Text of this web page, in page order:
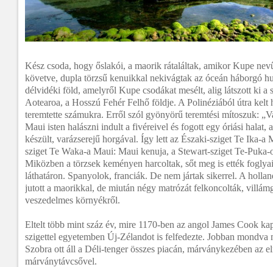
Kész csoda, hogy őslakói, a maorik rátaláltak, amikor Kupe
követve, dupla törzsű kenuikkal nekivágtak az óceán háborgó
délvidéki föld, amelyről Kupe csodákat mesélt, alig látszott ki a
Aotearoa, a Hosszú Fehér Felhő földje. A Polinéziából útra kelt
teremtette számukra. Erről szól gyönyörű teremtési mítoszuk:
Maui isten halászni indult a fivéreivel és fogott egy óriási halat,
készült, varázserejű horgával. Így lett az Északi-sziget Te Ika-a
sziget Te Waka-a Maui: Maui kenuja, a Stewart-sziget Te-
Miközben a törzsek keményen harcoltak, sőt meg is ették
láthatáron. Spanyolok, franciák. De nem jártak sikerrel. A
jutott a maorikkal, de miután négy matrózát felkoncolták,
veszedelmes környékről.
Eltelt több mint száz év, mire 1170-ben az angol James Cook
szigettel egyetemben Új-Zélandot is felfedezte. Jobban mondva
Szobra ott áll a Déli-tenger összes piacán, márványkezében az
márványtávcsővel.